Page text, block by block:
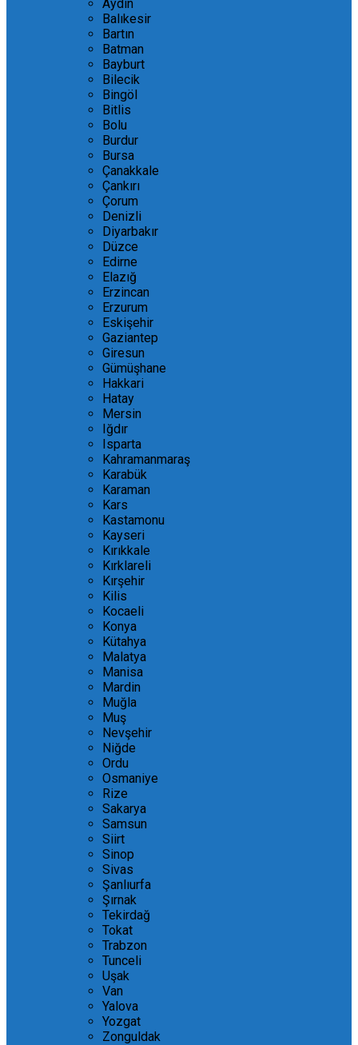
Aydın
Balıkesir
Bartın
Batman
Bayburt
Bilecik
Bingöl
Bitlis
Bolu
Burdur
Bursa
Çanakkale
Çankırı
Çorum
Denizli
Diyarbakır
Düzce
Edirne
Elazığ
Erzincan
Erzurum
Eskişehir
Gaziantep
Giresun
Gümüşhane
Hakkari
Hatay
Mersin
Iğdır
Isparta
Kahramanmaraş
Karabük
Karaman
Kars
Kastamonu
Kayseri
Kırıkkale
Kırklareli
Kırşehir
Kilis
Kocaeli
Konya
Kütahya
Malatya
Manisa
Mardin
Muğla
Muş
Nevşehir
Niğde
Ordu
Osmaniye
Rize
Sakarya
Samsun
Siirt
Sinop
Sivas
Şanlıurfa
Şırnak
Tekirdağ
Tokat
Trabzon
Tunceli
Uşak
Van
Yalova
Yozgat
Zonguldak